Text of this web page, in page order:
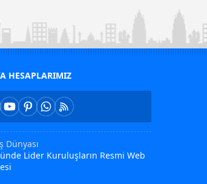
HESAPLARIMIZ
Dünyası
Lider Kuruluşların Resmi Web